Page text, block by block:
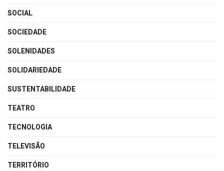
SOCIAL
SOCIEDADE
SOLENIDADES
SOLIDARIEDADE
SUSTENTABILIDADE
TEATRO
TECNOLOGIA
TELEVISÃO
TERRITÓRIO